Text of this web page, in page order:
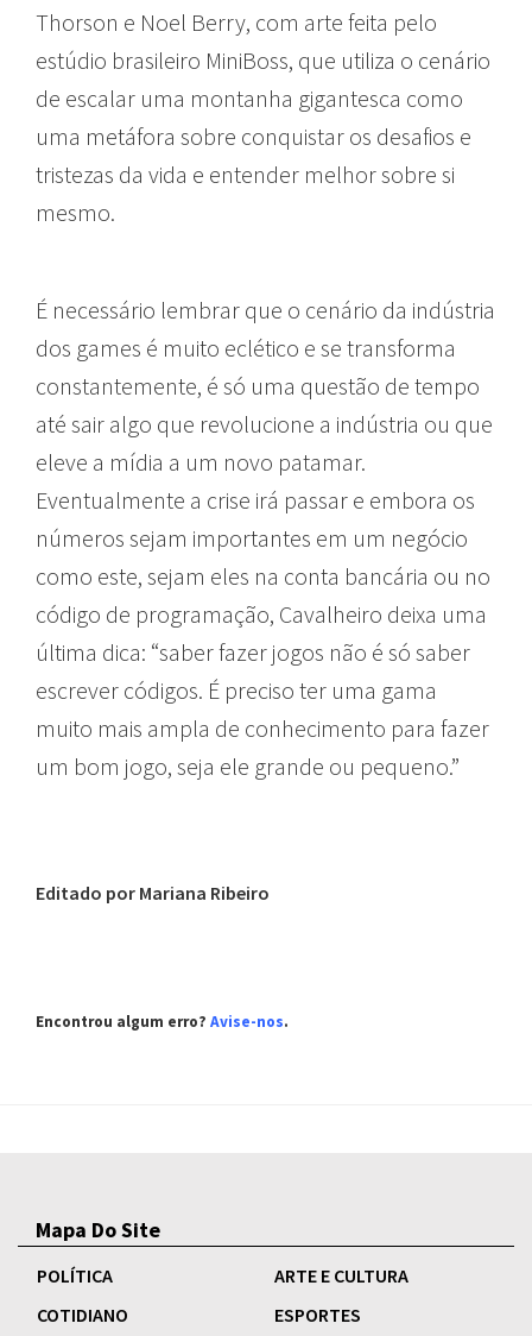
Thorson e Noel Berry, com arte feita pelo
estúdio brasileiro MiniBoss, que utiliza o cenário
de escalar uma montanha gigantesca como
uma metáfora sobre conquistar os desafios e
tristezas da vida e entender melhor sobre si
mesmo.
É necessário lembrar que o cenário da indústria
dos games é muito eclético e se transforma
constantemente, é só uma questão de tempo
até sair algo que revolucione a indústria ou que
eleve a mídia a um novo patamar.
Eventualmente a crise irá passar e embora os
números sejam importantes em um negócio
como este, sejam eles na conta bancária ou no
código de programação, Cavalheiro deixa uma
última dica: “saber fazer jogos não é só saber
escrever códigos. É preciso ter uma gama
muito mais ampla de conhecimento para fazer
um bom jogo, seja ele grande ou pequeno.”
Editado por Mariana Ribeiro
Encontrou algum erro? Avise-nos.
Mapa Do Site
POLÍTICA
ARTE E CULTURA
COTIDIANO
ESPORTES